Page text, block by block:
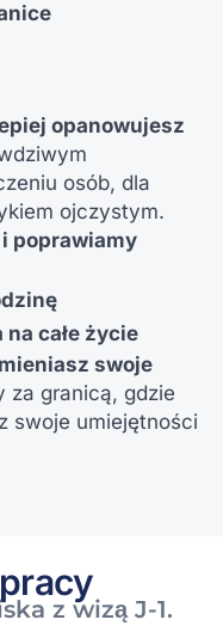
opanowujesz
osób, dla
ojczystym.
poprawiamy
całe życie
swoje
za granicą, gdzie
swoje umiejętności
z wizą J-1.